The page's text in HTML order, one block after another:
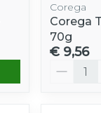
Corega
Corega
70g
€ 9,56
Aantal